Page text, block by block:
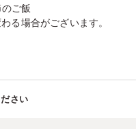
ご飯
る場合がございます。
さい